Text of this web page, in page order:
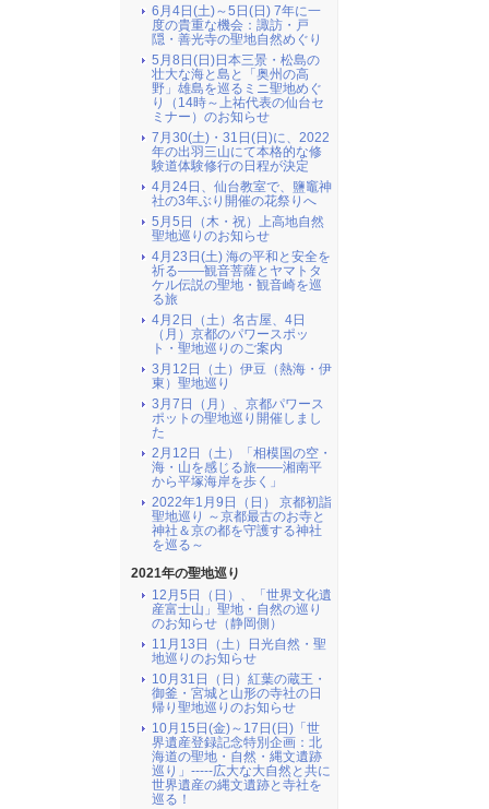
6月4日(土)～5日(日) 7年に一
度の貴重な機会：諏訪・戸
隠・善光寺の聖地自然めぐり
5月8日(日)日本三景・松島の
壮大な海と島と「奥州の高
野」雄島を巡るミニ聖地めぐ
り（14時～上祐代表の仙台セ
ミナー）のお知らせ
7月30(土)・31日(日)に、2022
年の出羽三山にて本格的な修
験道体験修行の日程が決定
4月24日、仙台教室で、鹽竈神
社の3年ぶり開催の花祭りへ
5月5日（木・祝）上高地自然
聖地巡りのお知らせ
4月23日(土) 海の平和と安全を
祈る――観音菩薩とヤマトタ
ケル伝説の聖地・観音崎を巡
る旅
4月2日（土）名古屋、4日
（月）京都のパワースポッ
ト・聖地巡りのご案内
3月12日（土）伊豆（熱海・伊
東）聖地巡り
3月7日（月）、京都パワース
ポットの聖地巡り開催しまし
た
2月12日（土）「相模国の空・
海・山を感じる旅――湘南平
から平塚海岸を歩く」
2022年1月9日（日） 京都初詣
聖地巡り ～京都最古のお寺と
神社＆京の都を守護する神社
を巡る～
2021年の聖地巡り
12月5日（日）、「世界文化遺
産富士山」聖地・自然の巡り
のお知らせ（静岡側）
11月13日（土）日光自然・聖
地巡りのお知らせ
10月31日（日）紅葉の蔵王・
御釜・宮城と山形の寺社の日
帰り聖地巡りのお知らせ
10月15日(金)～17日(日)「世
界遺産登録記念特別企画：北
海道の聖地・自然・縄文遺跡
巡り」-----広大な大自然と共に
世界遺産の縄文遺跡と寺社を
巡る！